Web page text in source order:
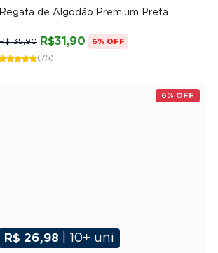
Regata de Algodão Premium Preta
R$31,90
35,90 6% OFF
(75)
6% OFF
R$ 26,98 | 10+ uni